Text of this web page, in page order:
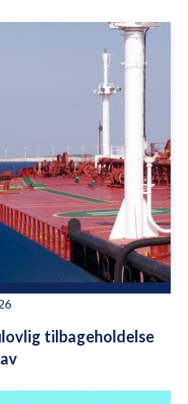
tilbageholdelse